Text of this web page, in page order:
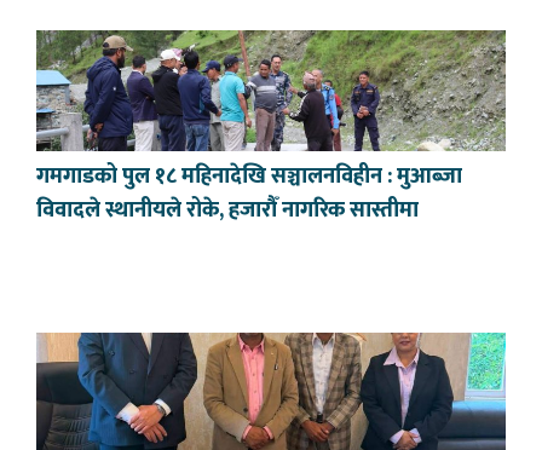
गमगाडको पुल १८ महिनादेखि सञ्चालनविहीन : मुआब्जा
विवादले स्थानीयले रोके, हजारौँ नागरिक सास्तीमा